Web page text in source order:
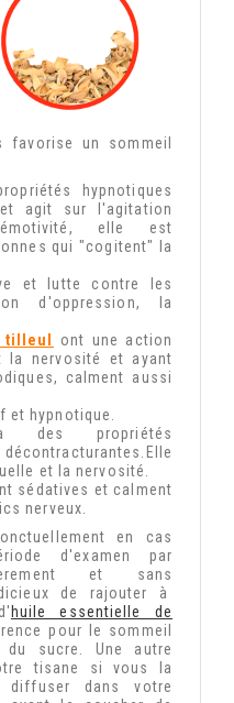
favorise un sommeil
hypnotiques
agit sur l'agitation
elle est
qui "cogitent" la
et lutte contre les
d'oppression, la
ont une action
la nervosité et ayant
calment aussi
et hypnotique.
propriétés
et la nervosité.
sédatives et calment
nerveux.
en cas
d'examen par
et sans
de rajouter à
huile essentielle de
pour le sommeil
sucre. Une autre
tisane si vous la
dans votre